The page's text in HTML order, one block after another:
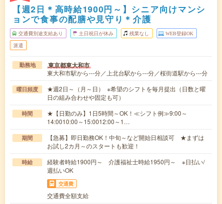
【週2日＊高時給1900円～】シニア向けマンシ
ョンで食事の配膳や見守り＊介護
交通費別途支給あり 土日祝日が休み 残業なし WEB登録OK
派遣
勤務地 東京都東大和市
東大和市駅から---分／上北台駅から---分／桜街道駅から---分
曜日頻度
★週2日～（月～日） ※希望のシフトを毎月提出（日数と曜
日の組み合わせや固定も可）
時間
★【日勤のみ】1日5時間～OK！≪シフト例≫9:00～
14:0010:00～15:0012:00～1…
期間
【急募】即日勤務OK！中旬～など開始日相談可 ★まずは
お試し2カ月～のスタートも歓迎！
時給
経験者時給1900円～ 介護福祉士時給1950円～ ※日払い/
週払いOK
交通費
交通費全額支給